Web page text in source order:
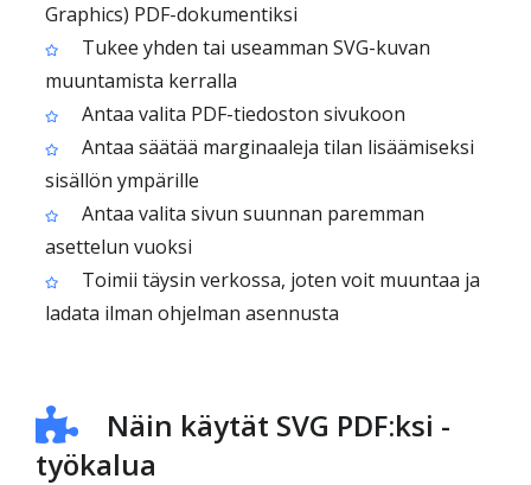
Graphics) PDF-dokumentiksi
Tukee yhden tai useamman SVG-kuvan
muuntamista kerralla
Antaa valita PDF-tiedoston sivukoon
Antaa säätää marginaaleja tilan lisäämiseksi
sisällön ympärille
Antaa valita sivun suunnan paremman
asettelun vuoksi
Toimii täysin verkossa, joten voit muuntaa ja
ladata ilman ohjelman asennusta
Näin käytät SVG PDF:ksi -
työkalua